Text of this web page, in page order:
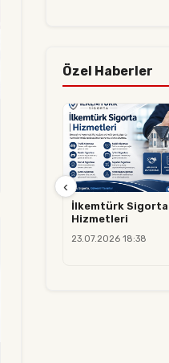
Özel Haberler
İlkemtürk Sigorta |
Hizmetleri
23.07.2026 18:38
‹